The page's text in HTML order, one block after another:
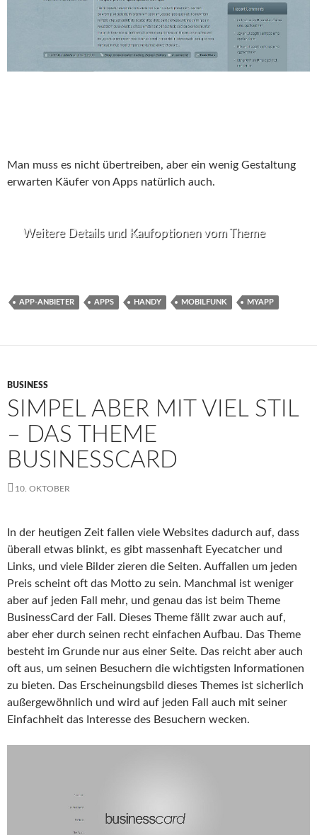
Man muss es nicht übertreiben, aber ein wenig Gestaltung
erwarten Käufer von Apps natürlich auch.
Weitere Details und Kaufoptionen vom Theme
APP-ANBIETER APPS HANDY MOBILFUNK MYAPP
BUSINESS
SIMPEL ABER MIT VIEL STIL
– DAS THEME
BUSINESSCARD
10. OKTOBER
In der heutigen Zeit fallen viele Websites dadurch auf, dass
überall etwas blinkt, es gibt massenhaft Eyecatcher und
Links, und viele Bilder zieren die Seiten. Auffallen um jeden
Preis scheint oft das Motto zu sein. Manchmal ist weniger
aber auf jeden Fall mehr, und genau das ist beim Theme
BusinessCard der Fall. Dieses Theme fällt zwar auch auf,
aber eher durch seinen recht einfachen Aufbau. Das Theme
besteht im Grunde nur aus einer Seite. Das reicht aber auch
oft aus, um seinen Besuchern die wichtigsten Informationen
zu bieten. Das Erscheinungsbild dieses Themes ist sicherlich
außergewöhnlich und wird auf jeden Fall auch mit seiner
Einfachheit das Interesse des Besuchern wecken.